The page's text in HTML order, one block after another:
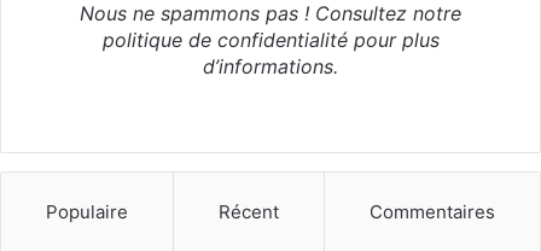
Nous ne spammons pas ! Consultez notre
politique de confidentialitépour plus
d’informations.
Populaire Récent Commentaires